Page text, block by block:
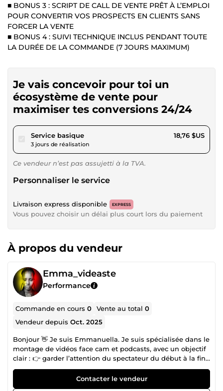
■ BONUS 3 : SCRIPT DE CALL DE VENTE PRÊT À L’EMPLOI
POUR CONVERTIR VOS PROSPECTS EN CLIENTS SANS
FORCER LA VENTE
■ BONUS 4 : SUIVI TECHNIQUE INCLUS PENDANT TOUTE
LA DURÉE DE LA COMMANDE (7 JOURS MAXIMUM)
Je vais concevoir pour toi un
écosystème de vente pour
maximiser tes conversions 24/24
Service basiquepour 17,29 $US
3 jours de réalisation
18,76 $US
Ce vendeur n’est pas assujetti à la TVA.
Personnaliser le service
Livraison express disponible EXPRESS
Vous pouvez choisir un délai plus court lors du paiement
À propos du vendeur
Emma_videaste
Performance
Commande en cours0 Vente au total0
Vendeur depuisOct. 2025
Bonjour 👋 Je suis Emmanuella. Je suis spécialisée dans le
montage de vidéos face cam et podcasts, avec un objectif
clair : 👉 garder l’attention du spectateur du début à la fin
🎬 Ce que je fais : Montage dynamique (cuts rapides, zéro
temps mort) Ajout de sous-titres engageants Optimisation
du rythme pour éviter les chutes d’attention Création
Contacter le vendeur